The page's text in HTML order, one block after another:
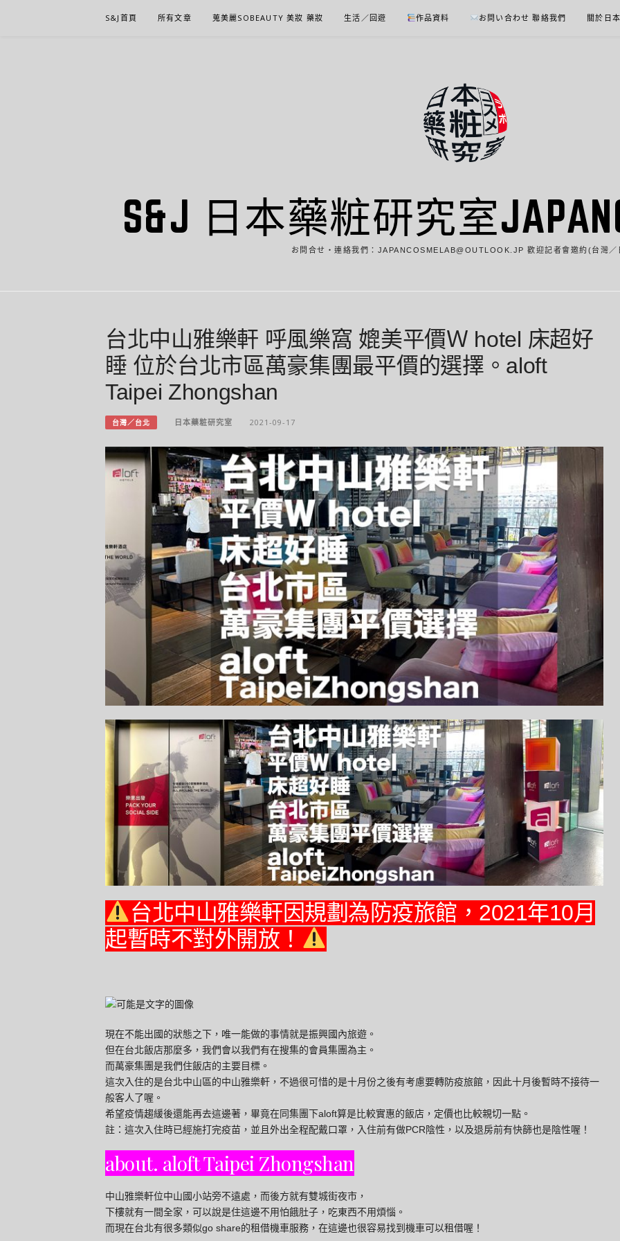
S&J首頁 所有文章 蒐美麗SOBEAUTY 美妝 藥妝 生活／回遊 作品資料 お問い合わせ 聯絡我們 關於日
S&J 日本藥粧研究室
お問合せ・連絡我們：JAPANCOSMELAB@OUTLOOK.JP 歡迎記者會邀約(台灣／
台北中山雅樂軒 呼風樂窩 媲美平價Ｗ hotel 床超好
睡 位於台北市區萬豪集團最平價的選擇。aloft
Taipei Zhongshan
台灣／台北 日本藥粧研究室 2021-09-17
台北中山雅樂軒因規劃為防疫旅館，2021年10月
起暫時不對外開放！
現在不能出國的狀態之下，唯一能做的事情就是振興國內旅遊。
但在台北飯店那麼多，我們會以我們有在搜集的會員集團為主。
而萬豪集團是我們住飯店的主要目標。
這次入住的是台北中山區的中山雅樂軒，不過很可惜的是十月份之後有考慮要轉防疫旅館，因此十月後暫時不接待一
般客人了喔。
希望疫情趨緩後還能再去這邊著，畢竟在同集團下aloft算是比較實惠的飯店，定價也比較親切一點。
註：這次入住時已經施打完疫苗，並且外出全程配戴口罩，入住前有做PCR陰性，以及退房前有快篩也是陰性喔！
about. aloft Taipei Zhongshan
中山雅樂軒位中山國小站旁不遠處，而後方就有雙城街夜市，
下樓就有一間全家，可以說是住這邊不用怕餓肚子，吃東西不用煩惱。
而現在台北有很多類似go share的租借機車服務，在這邊也很容易找到機車可以租借喔！